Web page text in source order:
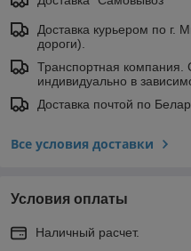
Доставка курьером по г.
дороги).
Транспортная компания.
индивидуально в
Доставка почтой по
Все условия доставки
Условия оплаты
Наличный расчет.